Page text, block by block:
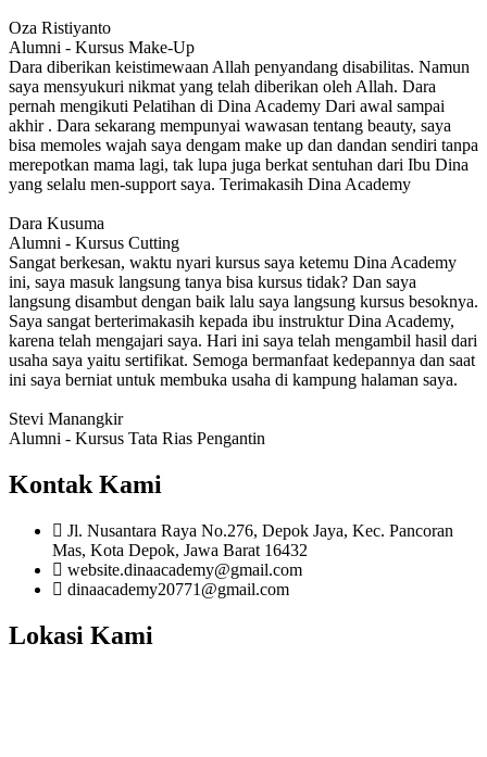
Oza Ristiyanto
Alumni - Kursus Make-Up
Dara diberikan keistimewaan Allah penyandang disabilitas. Namun
saya mensyukuri nikmat yang telah diberikan oleh Allah. Dara
pernah mengikuti Pelatihan di Dina Academy Dari awal sampai
akhir . Dara sekarang mempunyai wawasan tentang beauty, saya
bisa memoles wajah saya dengam make up dan dandan sendiri tanpa
merepotkan mama lagi, tak lupa juga berkat sentuhan dari Ibu Dina
yang selalu men-support saya. Terimakasih Dina Academy
Dara Kusuma
Alumni - Kursus Cutting
Sangat berkesan, waktu nyari kursus saya ketemu Dina Academy
ini, saya masuk langsung tanya bisa kursus tidak? Dan saya
langsung disambut dengan baik lalu saya langsung kursus besoknya.
Saya sangat berterimakasih kepada ibu instruktur Dina Academy,
karena telah mengajari saya. Hari ini saya telah mengambil hasil dari
usaha saya yaitu sertifikat. Semoga bermanfaat kedepannya dan saat
ini saya berniat untuk membuka usaha di kampung halaman saya​.
Stevi Manangkir
Alumni - Kursus Tata Rias Pengantin
Kontak Kami
Jl. Nusantara Raya No.276, Depok Jaya, Kec. Pancoran
Mas, Kota Depok, Jawa Barat 16432
website.dinaacademy@gmail.com
dinaacademy20771@gmail.com
Lokasi Kami